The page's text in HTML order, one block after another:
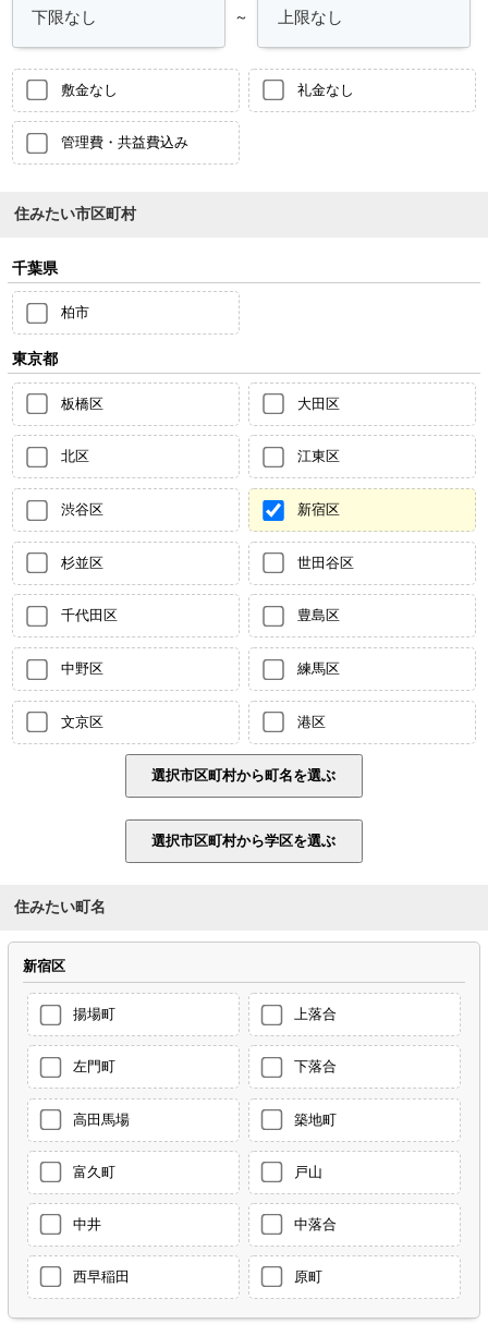
～
敷金なし 礼金なし
管理費・共益費込み
住みたい市区町村
千葉県
柏市
東京都
板橋区 大田区
北区 江東区
渋谷区 新宿区
杉並区 世田谷区
千代田区 豊島区
中野区 練馬区
文京区 港区
住みたい町名
新宿区
揚場町 上落合
左門町 下落合
高田馬場 築地町
富久町 戸山
中井 中落合
西早稲田 原町